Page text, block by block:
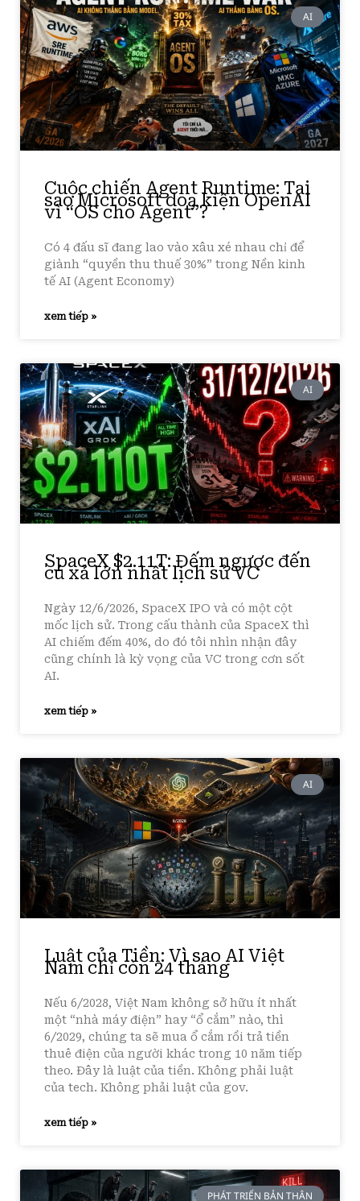
AI
Cuộc chiến Agent Runtime: Tại
sao Microsoft doạ kiện OpenAI
vì “OS cho Agent”?
Có 4 đấu sĩ đang lao vào xâu xé nhau chỉ để
giành “quyền thu thuế 30%” trong Nền kinh
tế AI (Agent Economy)
xem tiếp »
AI
SpaceX $2.11T: Đếm ngược đến
cú xả lớn nhất lịch sử VC
Ngày 12/6/2026, SpaceX IPO và có một cột
mốc lịch sử. Trong cấu thành của SpaceX thì
AI chiếm đếm 40%, do đó tôi nhìn nhận đây
cũng chính là kỳ vọng của VC trong cơn sốt
AI.
xem tiếp »
AI
Luật của Tiền: Vì sao AI Việt
Nam chỉ còn 24 tháng
Nếu 6/2028, Việt Nam không sở hữu ít nhất
một “nhà máy điện” hay “ổ cắm” nào, thì
6/2029, chúng ta sẽ mua ổ cắm rồi trả tiền
thuê điện của người khác trong 10 năm tiếp
theo. Đây là luật của tiền. Không phải luật
của tech. Không phải luật của gov.
xem tiếp »
PHÁT TRIỂN BẢN THÂN